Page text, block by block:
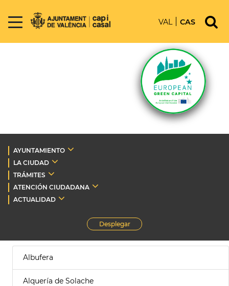
VAL CAS
AYUNTAMIENTO
LA CIUDAD
TRÁMITES
ATENCIÓN CIUDADANA
ACTUALIDAD
Desplegar
Albufera
Alquería de Solache